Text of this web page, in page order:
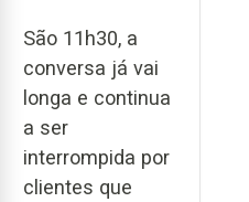
São 11h30, a
conversa já vai
longa e continua
a ser
interrompida por
clientes que